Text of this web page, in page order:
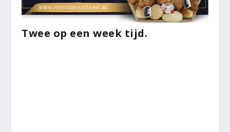
Twee op een week tijd.